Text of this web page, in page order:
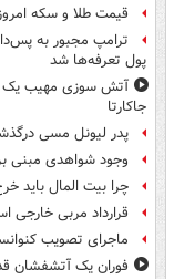
قیمت طلا و سکه امروز ۱۴۰۵/۰۵/
پول تعرفه‌ها شد
جاکارتا
پدر لیونل مسی
وجود شواهدی مبنی بر
چرا بیت المال باید
قرارداد مربی خارجی
ماجرای تصویب
فوران یک آتشفشان